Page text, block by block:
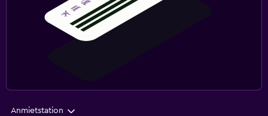
Anmietstation